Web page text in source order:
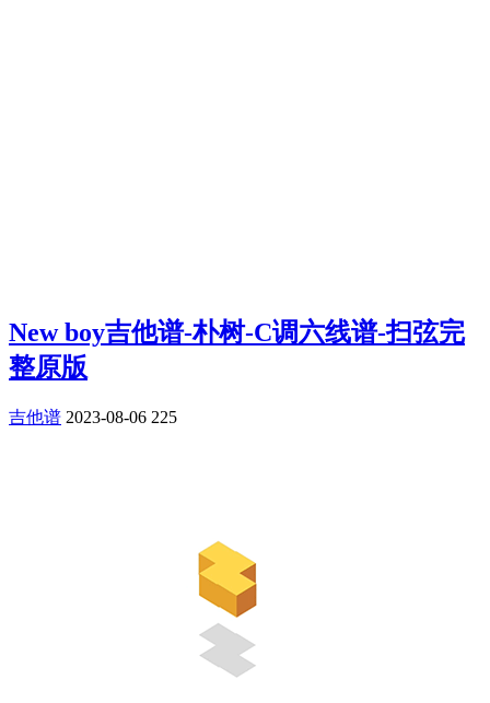
New boy吉他谱-朴树-C调六线谱-扫弦完
整原版
吉他谱 2023-08-06 225